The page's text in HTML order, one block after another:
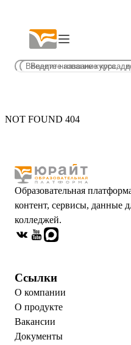
NOT FOUND 404
Образовательная
контент, сервисы, данные
колледжей.
Ссылки
О компании
О продукте
Вакансии
Документы